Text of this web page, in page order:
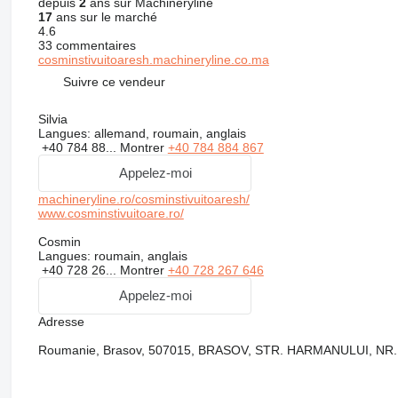
17ans sur le marché
4.6
33 commentaires
cosminstivuitoaresh.machineryline.co.ma
Suivre ce vendeur
Silvia
Langues: allemand, roumain, anglais
+40 784 88... Montrer +40 784 884 867
Appelez-moi
machineryline.ro/cosminstivuitoaresh/
www.cosminstivuitoare.ro/
Cosmin
Langues: roumain, anglais
+40 728 26... Montrer +40 728 267 646
Appelez-moi
Adresse
Roumanie, Brasov, 507015, BRASOV, STR. HARMANULUI,